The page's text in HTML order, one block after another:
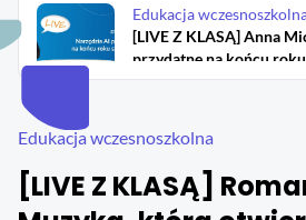
Edukacja
[LIVE Z KLASĄ] Anna
przydatne na końcu
Edukacja wczesnoszkolna
zawodowy nauczyciela
Edukacja wczesnoszkolna
[LIVE Z KLASĄ]